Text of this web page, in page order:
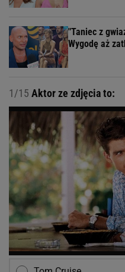
"Taniec z
Wygodę aż
1/15 Aktor ze zdjęcia to: